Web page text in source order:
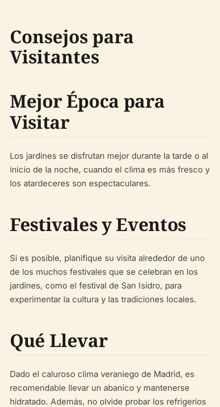
Consejos para
Visitantes
Mejor Época para
Visitar
Los jardines se disfrutan mejor durante la tarde o al
inicio de la noche, cuando el clima es más fresco y
los atardeceres son espectaculares.
Festivales y Eventos
Si es posible, planifique su visita alrededor de uno
de los muchos festivales que se celebran en los
jardines, como el festival de San Isidro, para
experimentar la cultura y las tradiciones locales.
Qué Llevar
Dado el caluroso clima veraniego de Madrid, es
recomendable llevar un abanico y mantenerse
hidratado. Además, no olvide probar los refrigerios